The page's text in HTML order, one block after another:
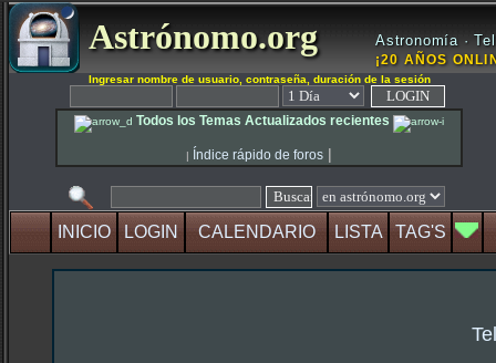
Astrónomo.org Astronomía ·
¡20 AÑOS
Ingresar nombre de usuario, contraseña, duración de la sesión
Todos los Temas Actualizados recientes
| Índice rápido de foros |
INICIO LOGIN CALENDARIO LISTA TAG'S